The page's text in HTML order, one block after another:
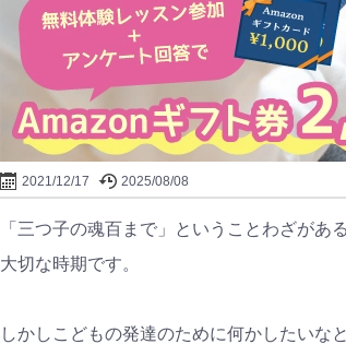
2021/12/17 2025/08/08
「三つ子の魂百まで」ということわざが​​
大切な時期です。
しかしこどもの発達のために何かしたいな